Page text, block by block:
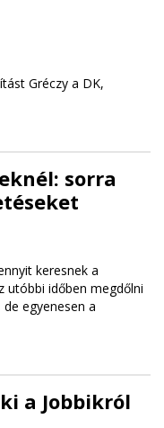
Gréczy a DK,
sorra
keresnek a
utóbbi időben megdőlni
egyenesen a
a Jobbikról